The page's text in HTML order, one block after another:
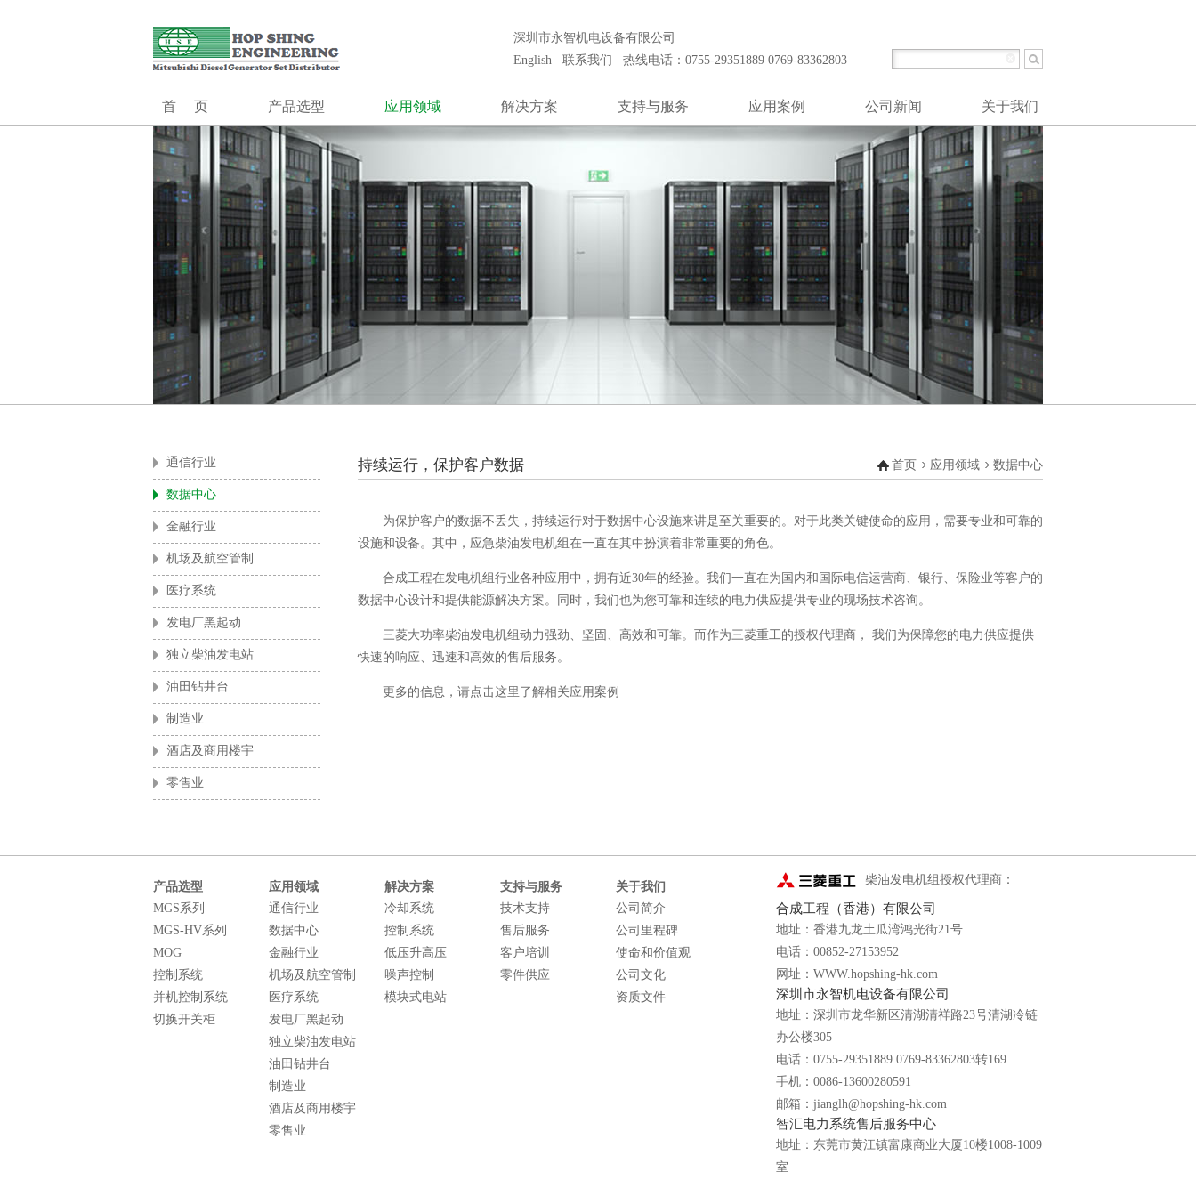
MOG
深圳市永智机电设备有限公司
English
联系我们 热线电话：0755-29351889 0769-83362803
首页 产品选型 应用领域 解决方案 支持与服务 应用案例 公司新闻 关于我们
MGS系列
MGS-HV系列
MOG
控制系统
并机控制系统
切换开关柜
金融行业
机场及航空管制
医疗系统
发电厂黑起动
独立柴油发电站
冷却系统
低压升高压
噪声控制
模块式电站
客户培训
零件供应
金融行业
机场及航空管制
医疗系统
发电厂黑起动
独立柴油发电站
公司简介
公司里程碑
使命和价值观
资质文件
通信行业
数据中心
金融行业
机场及航空管制
医疗系统
发电厂黑起动
独立柴油发电站
油田钻井台
制造业
酒店及商用楼宇
零售业
持续运行，保护客户数据 首页 应用领域 数据中心
为保护客户的数据不丢失，持续运行对于数据中心设施来讲是至关重要的。对于此类关键使命的应用，需要专业和可靠的
设施和设备。其中，应急柴油发电机组在一直在其中扮演着非常重要的角色。
合成工程在发电机组行业各种应用中，拥有近30年的经验。我们一直在为国内和国际电信运营商、银行、保险业等客户的
数据中心设计和提供能源解决方案。同时，我们也为您可靠和连续的电力供应提供专业的现场技术咨询。
三菱大功率柴油发电机组动力强劲、坚固、高效和可靠。而作为三菱重工的授权代理商， 我们为保障您的电力供应提供
快速的响应、迅速和高效的售后服务。
更多的信息，请点击这里 了解相关应用案例
柴油发电机组授权代理商：
合成工程（香港）有限公司
地址：香港九龙土瓜湾鸿光街21号
电话：00852-27153952
网址：WWW.hopshing-hk.com
深圳市永智机电设备有限公司
地址：深圳市龙华新区清湖清祥路23号清湖冷链
办公楼305
电话：0755-29351889 0769-83362803转169
手机：0086-13600280591
邮箱：jianglh@hopshing-hk.com
智汇电力系统售后服务中心
地址：东莞市黄江镇富康商业大厦10楼1008-1009
室
产品选型 应用领域 解决方案 支持与服务
关于我们
MGS系列
MGS-HV系列
MOG
控制系统
并机控制系统
切换开关柜
通信行业
数据中心
金融行业
机场及航空管制
医疗系统
发电厂黑起动
独立柴油发电站
油田钻井台
制造业
酒店及商用楼宇
零售业
冷却系统
控制系统
低压升高压
噪声控制
模块式电站
技术支持
售后服务
客户培训
零件供应
公司简介
公司里程碑
使命和价值观
公司文化
资质文件